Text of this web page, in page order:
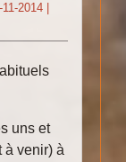
11-2014
uns et
à venir) à